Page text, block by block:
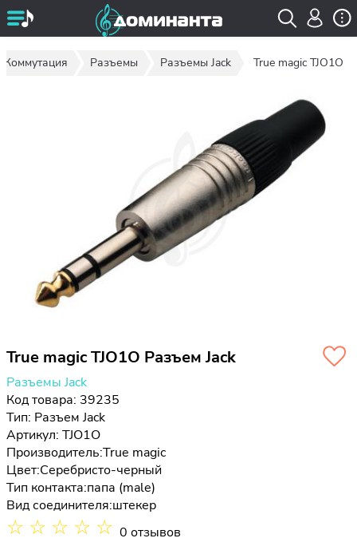
Коммутация Разъемы Разъемы Jack True magic TJO1O
True magic TJO1O Разъем Jack
Разъемы Jack
Код товара: 39235
Тип: Разъем Jack
Артикул: TJO1O
Производитель:True magic
Цвет:Серебристо-черный
Тип контакта:папа (male)
Вид соединителя:штекер
☆ ☆ ☆ ☆ ☆ 0 отзывов